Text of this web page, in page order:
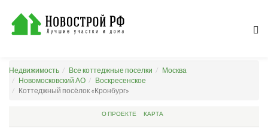
Недвижимость Все коттеджные поселки
Москва
Новомосковский АО
Воскресенское
Коттеджный посёлок «Кронбург»
О ПРОЕКТЕ КАРТА